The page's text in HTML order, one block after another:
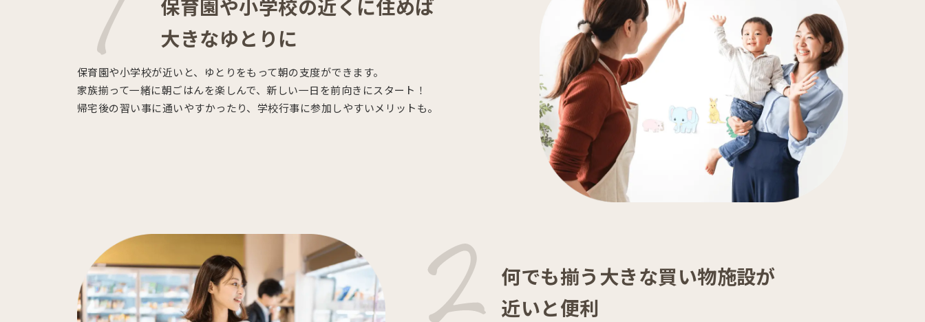
保育園や小学校の近くに住めば
大きなゆとりに
保育園や小学校が近いと、ゆとりをもって朝の支度ができます。
家族揃って一緒に朝ごはんを楽しんで、新しい一日を前向きにスタート！
帰宅後の習い事に通いやすかったり、学校行事に参加しやすいメリットも。
何でも揃う大きな買い物施設が
近いと便利